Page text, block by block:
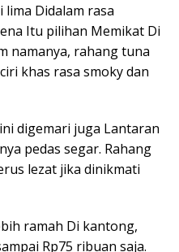
Didalam rasa
Itu pilihan Memikat Di
namanya, rahang tuna
khas rasa smoky dan
digemari juga Lantaran
pedas segar. Rahang
lezat jika dinikmati
ramah Di kantong,
Rp75 ribuan saja.